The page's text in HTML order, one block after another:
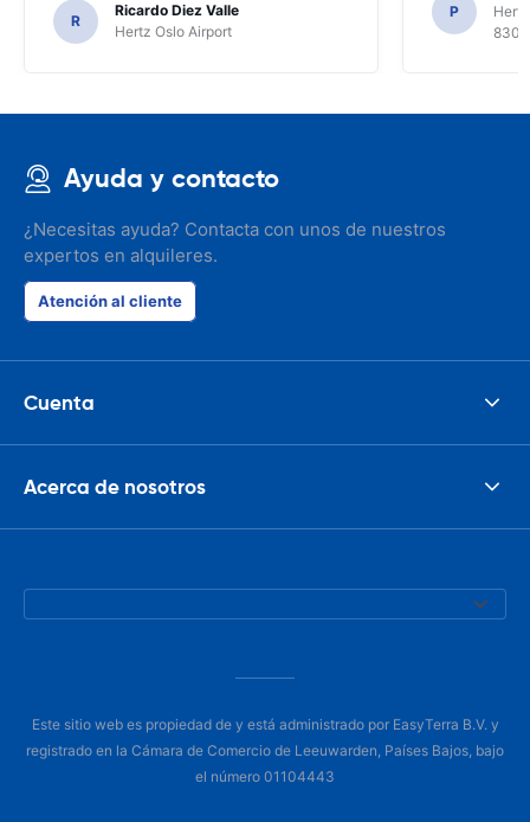
R
Ricardo Diez Valle
Hertz Oslo Airport
P
8300
Ayuda y contacto
¿Necesitas ayuda? Contacta con unos de nuestros
expertos en alquileres.
Atención al cliente
Cuenta
Acerca de nosotros
Este sitio web es propiedad de y está administrado por EasyTerra B.V. y
registrado en la Cámara de Comercio de Leeuwarden, Países Bajos, bajo
el número 01104443